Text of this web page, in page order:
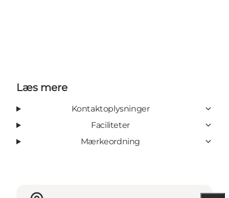
Læs mere
Kontaktoplysninger
Faciliteter
Mærkeordning